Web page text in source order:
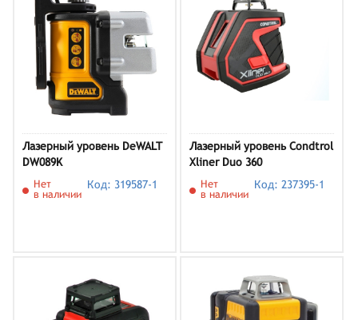
Лазерный уровень DeWALT
DW089K
Нет
в наличии
Код: 319587-1
Лазерный уровень Condtrol
Xliner Duo 360
Нет
в наличии
Код: 237395-1